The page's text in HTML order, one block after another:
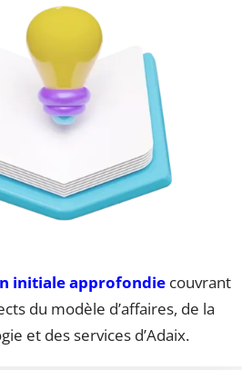
initiale approfondie couvrant
du modèle d’affaires, de la
et des services d’Adaix.